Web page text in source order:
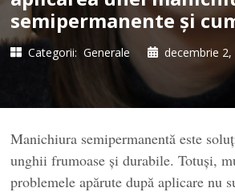
semipermanente și
Categorii: Generale decembrie 2,
Manichiura semipermanentă este
unghii frumoase și durabile. Totuși,
problemele apărute după aplicare nu